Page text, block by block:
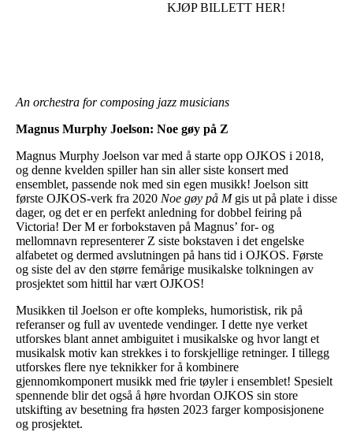
KJØP BILLETT HER!
An orchestra for composing jazz musicians
Magnus Murphy Joelson: Noe gøy på Z
Magnus Murphy Joelson var med å starte opp OJKOS i 2018,
og denne kvelden spiller han sin aller siste konsert med
ensemblet, passende nok med sin egen musikk! Joelson sitt
første OJKOS-verk fra 2020 Noe gøy på Mgis ut på plate i disse
dager, og det er en perfekt anledning for dobbel feiring på
Victoria! Der M er forbokstaven på Magnus’ for- og
mellomnavn representerer Z siste bokstaven i det engelske
alfabetet og dermed avslutningen på hans tid i OJKOS. Første
og siste del av den større femårige musikalske tolkningen av
prosjektet som hittil har vært OJKOS!
Musikken til Joelson er ofte kompleks, humoristisk, rik på
referanser og full av uventede vendinger. I dette nye verket
utforskes blant annet ambiguitet i musikalske og hvor langt et
musikalsk motiv kan strekkes i to forskjellige retninger. I tillegg
utforskes flere nye teknikker for å kombinere
gjennomkomponert musikk med frie tøyler i ensemblet! Spesielt
spennende blir det også å høre hvordan OJKOS sin store
utskifting av besetning fra høsten 2023 farger komposisjonene
og prosjektet.